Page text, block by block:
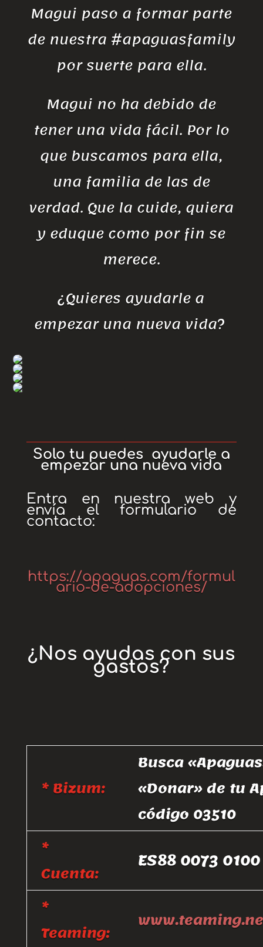
Magui paso a formar parte
de nuestra #apaguasfamily
por suerte para ella.
Magui no ha debido de
tener una vida fácil. Por lo
que buscamos para ella,
una familia de las de
verdad. Que la cuide, quiera
y eduque como por fin se
merece.
¿Quieres ayudarle a
empezar una nueva vida?
Solo tu puedes ayudarle a
empezar una nueva vida
Entra en nuestra web y
envía el formulario de
contacto:
https://apaguas.com/formul
ario-de-adopciones/
¿Nos ayudas con sus
gastos?
* Bizum:
Busca
«Donar» de tu
código 03510
*
Cuenta:
ES88 0073
*
Teaming: